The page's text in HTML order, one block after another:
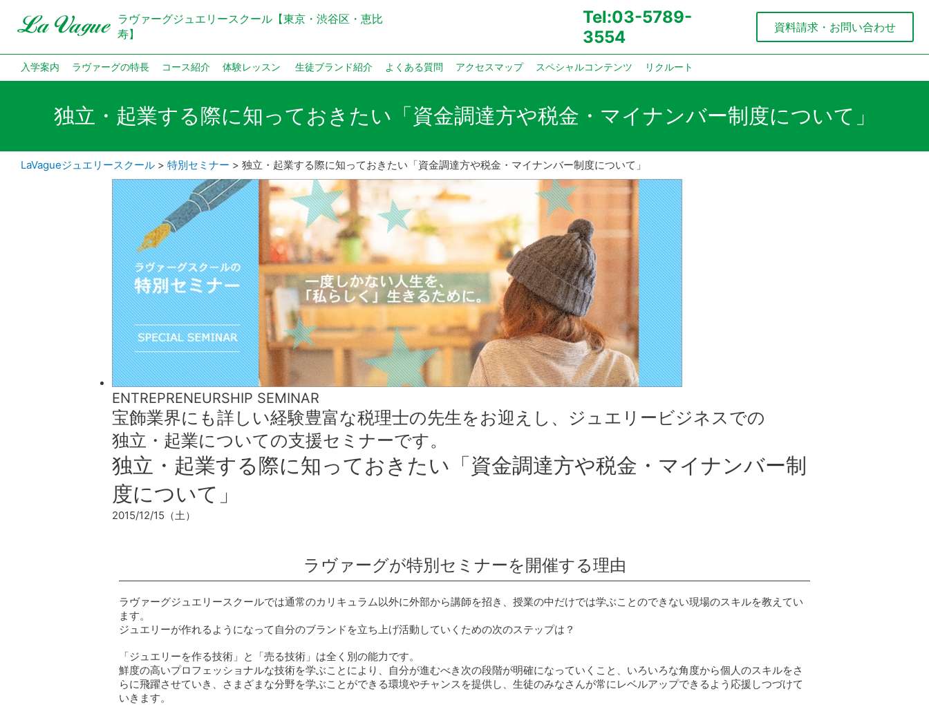
ラヴァーグジュエリースクール【東京・渋谷区・恵比
寿】
Tel:03-5789-
3554
資料請求・お問い合わせ
入学案内 ラヴァーグの特長 コース紹介 体験レッスン 生徒ブランド紹介 よくある質問 アクセスマップ スペシャルコンテンツ リクルート
独立・起業する際に知っておきたい「資金調達方や税金・マイナンバー制度について」
LaVagueジュエリースクール > 特別セミナー > 独立・起業する際に知っておきたい「資金調達方や税金・マイナンバー制度について」
ENTREPRENEURSHIP SEMINAR
宝飾業界にも詳しい経験豊富な税理士の先生をお迎えし、ジュエリービジネスでの
独立・起業についての支援セミナーです。
独立・起業する際に知っておきたい「資金調達方や税金・マイナンバー制
度について」
2015/12/15（土）
ラヴァーグが特別セミナーを開催する理由
ラヴァーグジュエリースクールでは通常のカリキュラム以外に外部から講師を招き、授業の中だけでは学ぶことのできない現場のスキルを教えてい
ます。
ジュエリーが作れるようになって自分のブランドを立ち上げ活動していくための次のステップは？
「ジュエリーを作る技術」と「売る技術」は全く別の能力です。
鮮度の高いプロフェッショナルな技術を学ぶことにより、自分が進むべき次の段階が明確になっていくこと、いろいろな角度から個人のスキルをさ
らに飛躍させていき、さまざまな分野を学ぶことができる環境やチャンスを提供し、生徒のみなさんが常にレベルアップできるよう応援しつづけて
いきます。